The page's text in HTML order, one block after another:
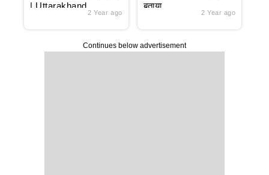
| Uttarakhand
2 Year ago
बताया
2 Year ago
Continues below advertisement